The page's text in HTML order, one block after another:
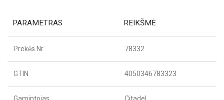
PARAMETRAS REIKŠMĖ
Prekės Nr. 78332
GTIN 4050346783323